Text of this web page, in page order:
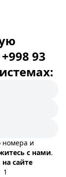
93
номера и
с нами.
сайте
1